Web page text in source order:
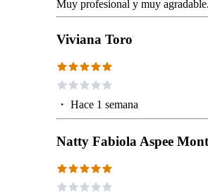
Muy profesional y muy
Viviana Toro
・ Hace 1 semana
Natty Fabiola Aspee